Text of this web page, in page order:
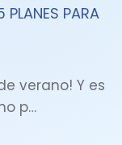
PLANES PARA
verano! Y es
p…